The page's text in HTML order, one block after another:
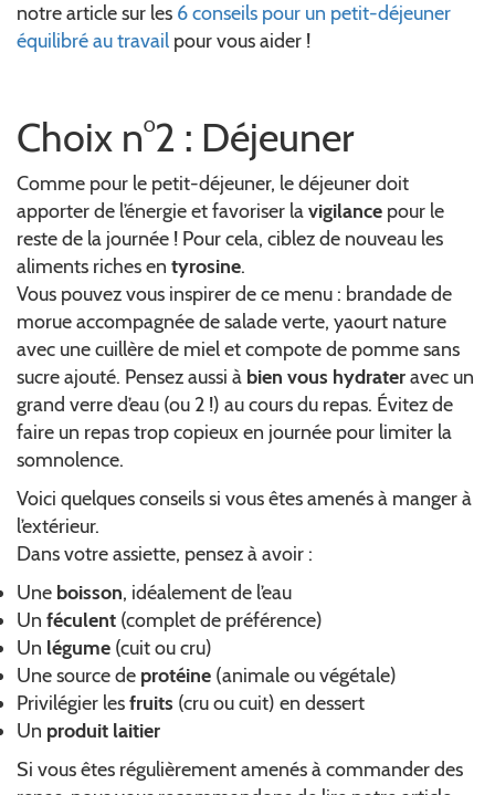
notre article sur les 6 conseils pour un petit-déjeuner
équilibré au travail pour vous aider !
Choix n°2 : Déjeuner
Comme pour le petit-déjeuner, le déjeuner doit
apporter de l’énergie et favoriser lavigilance pour le
reste de la journée ! Pour cela, ciblez de nouveau les
aliments riches en tyrosine.
Vous pouvez vous inspirer de ce menu : brandade de
morue accompagnée de salade verte, yaourt nature
avec une cuillère de miel et compote de pomme sans
sucre ajouté. Pensez aussi à bien vous hydrateravec un
grand verre d’eau (ou 2 !) au cours du repas. Évitez de
faire un repas trop copieux en journée pour limiter la
somnolence.
Voici quelques conseils si vous êtes amenés à manger à
l’extérieur.
Dans votre assiette, pensez à avoir :
Une boisson, idéalement de l’eau
Un féculent (complet de préférence)
Un légume (cuit ou cru)
Une source de protéine (animale ou végétale)
Privilégier lesfruits (cru ou cuit) en dessert
Un produit laitier
Si vous êtes régulièrement amenés à commander des